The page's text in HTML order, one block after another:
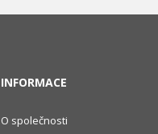
INFORMACE
O společnosti